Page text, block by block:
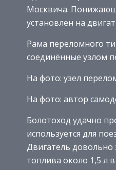
Москвича.
установлен на
Рама переломного
соединённые узлом
На фото: узел
На фото: автор
Болотоход удачно
используется для
Двигатель
топлива около 1,5 л в